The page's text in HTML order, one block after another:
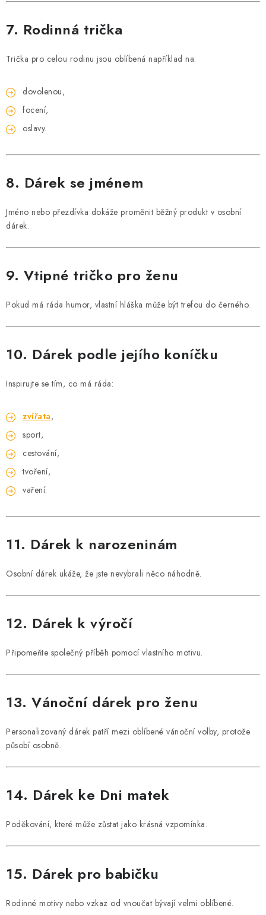
7. Rodinná trička
Trička pro celou rodinu jsou oblíbená například na:
dovolenou,
focení,
oslavy.
8. Dárek se jménem
Jméno nebo přezdívka dokáže proměnit běžný produkt v osobní
dárek.
9. Vtipné tričko pro ženu
Pokud má ráda humor, vlastní hláška může být trefou do černého.
10. Dárek podle jejího koníčku
Inspirujte se tím, co má ráda:
zvířata,
sport,
cestování,
tvoření,
vaření.
11. Dárek k narozeninám
Osobní dárek ukáže, že jste nevybrali něco náhodně.
12. Dárek k výročí
Připomeňte společný příběh pomocí vlastního motivu.
13. Vánoční dárek pro ženu
Personalizovaný dárek patří mezi oblíbené vánoční volby, protože
působí osobně.
14. Dárek ke Dni matek
Poděkování, které může zůstat jako krásná vzpomínka.
15. Dárek pro babičku
Rodinné motivy nebo vzkaz od vnoučat bývají velmi oblíbené.